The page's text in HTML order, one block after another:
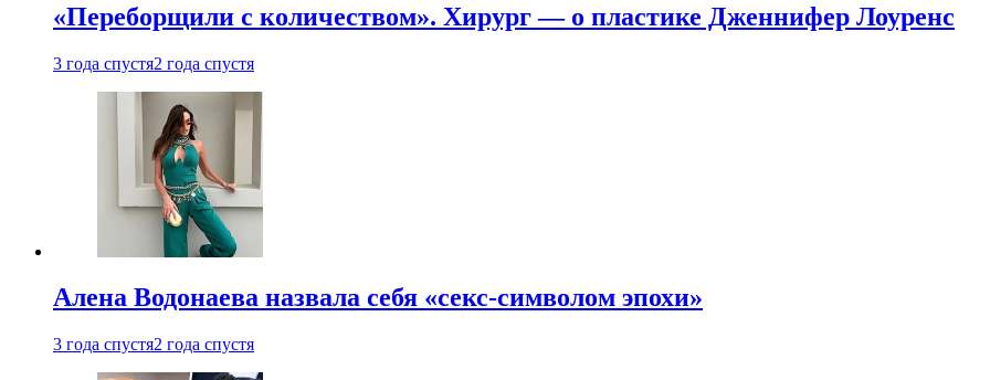
«Переборщили с количеством». Хирург — о пластике Дженнифер Лоуренс
3 года спустя2 года спустя
Алена Водонаева назвала себя «секс-символом эпохи»
3 года спустя2 года спустя